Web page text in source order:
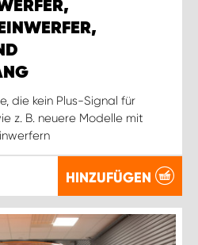
die kein Plus-Signal für
z. B. neuere Modelle mit
HINZUFÜGEN